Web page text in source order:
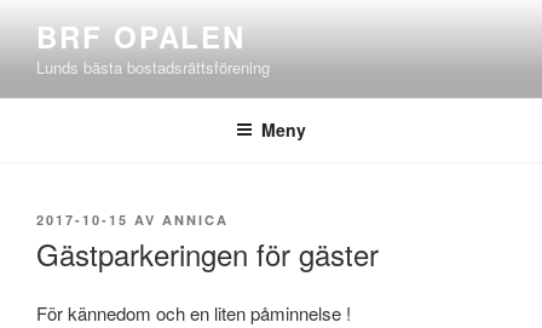
innehåll
BRF OPALEN
Lunds bästa bostadsrättsförening
Meny
PUBLICERAT
2017-10-15 AV ANNICA
Gästparkeringen för gäster
För kännedom och en liten påminnelse !